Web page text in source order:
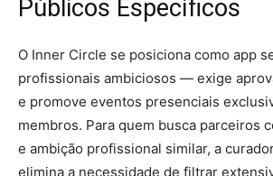
Públicos Específicos
O Inner Circle se posiciona como app
profissionais ambiciosos — exige
e promove eventos presenciais
membros. Para quem busca parceiros
e ambição profissional similar, a
elimina a necessidade de filtrar